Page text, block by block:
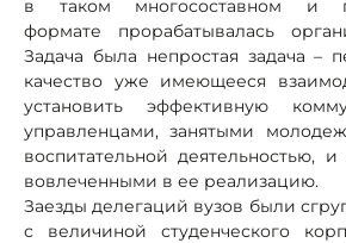
в таком многосоставном и
формате прорабатывалась
Задача была непростая задача –
качество уже имеющееся
установить эффективную
управленцами, занятыми
воспитательной деятельностью,
вовлеченными в ее реализацию.
Заезды делегаций вузов были
с величиной студенческого